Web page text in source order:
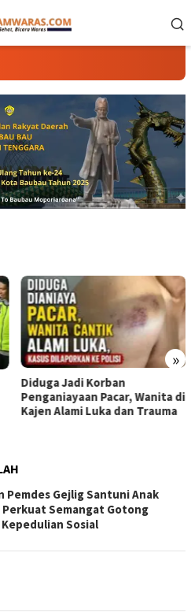
»
SIAP HADAPI SINDIKAT
NARKOTIKA, BNN TUTUP
PELATIHAN RPE DENGAN
Pemdes Gejlig Santuni Anak
Perkuat Semangat Gotong
Sosial